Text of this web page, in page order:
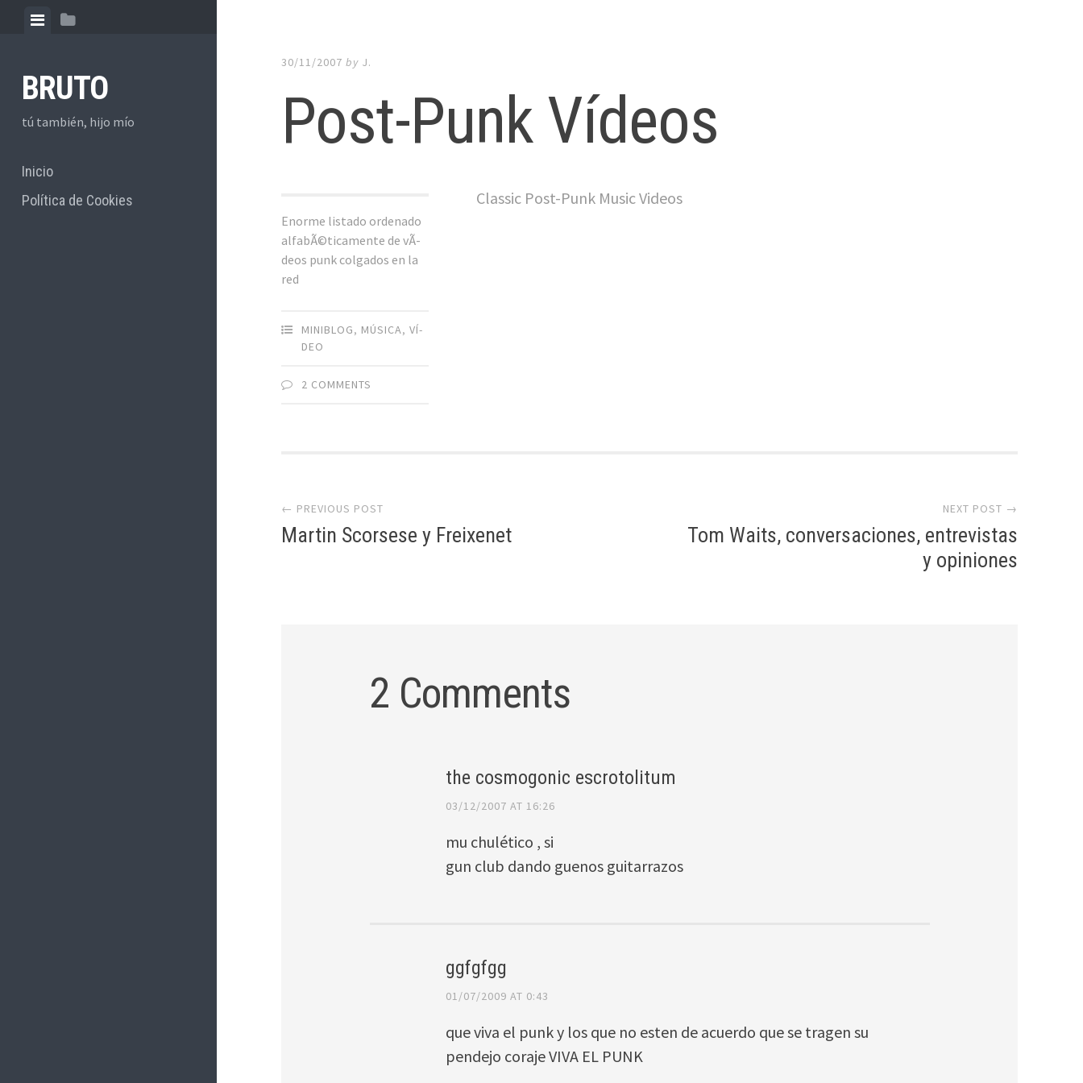
Skip to content
View menu
BRUTO
tú también, hijo mío
Inicio
Política de Cookies
30/11/2007 by J.
Post-Punk Ví­deos
Enorme listado ordenado
alfabÃ©ticamente de vÃ­
deos punk colgados en la
red
MINIBLOG, MÚSICA,VÍ­
DEO
2 COMMENTS
Classic Post-Punk Music Videos
← PREVIOUS POST
Martin Scorsese y Freixenet
NEXT POST →
Tom Waits, conversaciones, entrevistas
y opiniones
2 Comments
the cosmogonic escrotolitum
03/12/2007 AT 16:26
mu chulético , si
gun club dando guenos guitarrazos
ggfgfgg
01/07/2009 AT 0:43
que viva el punk y los que no esten de acuerdo que se tragen su
pendejo coraje VIVA EL PUNK